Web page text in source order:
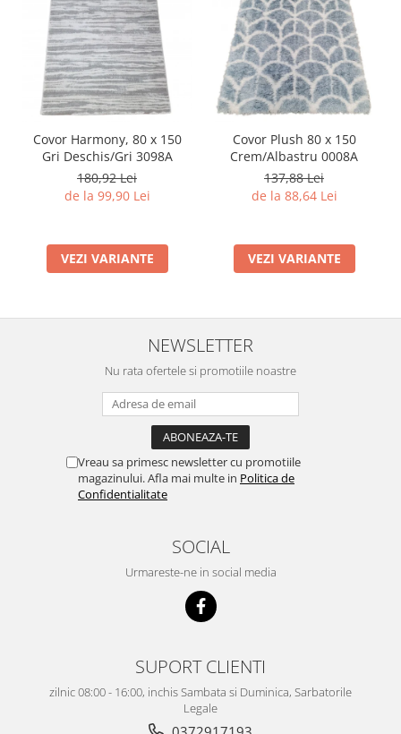
Covor Harmony, 80 x 150
Gri Deschis/Gri 3098A
180,92 Lei
de la 99,90 Lei
VEZI VARIANTE
Covor Plush 80 x 150
Crem/Albastru 0008A
137,88 Lei
de la 88,64 Lei
VEZI VARIANTE
NEWSLETTER
Nu rata ofertele si promotiile noastre
Vreau sa primesc newsletter cu promotiile
magazinului. Afla mai multe in Politica de
Confidentialitate
SOCIAL
Urmareste-ne in social media
SUPORT CLIENTI
zilnic 08:00 - 16:00, inchis Sambata si Duminica, Sarbatorile
Legale